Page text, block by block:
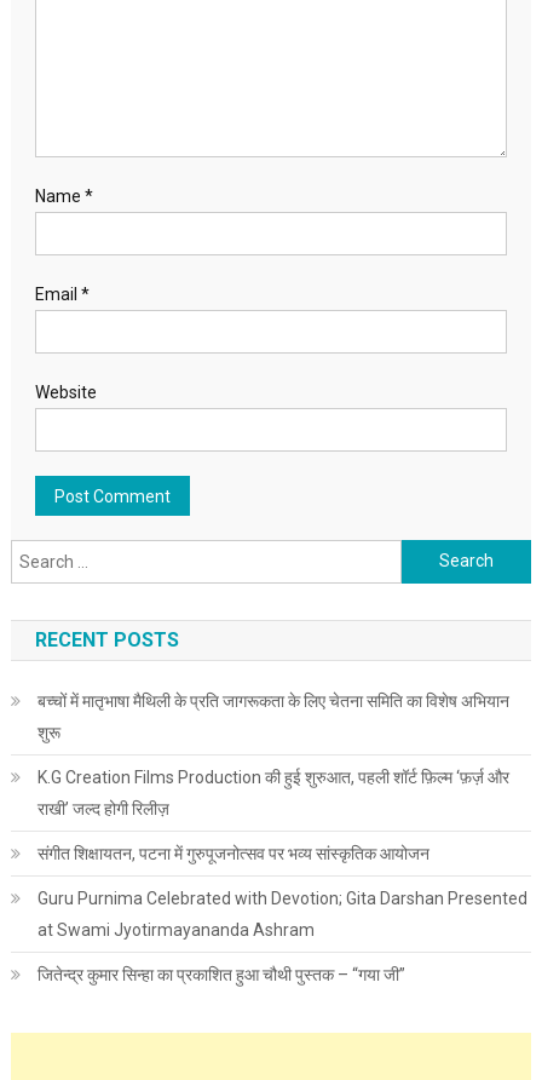
Name *
Email *
Website
Search for:
RECENT POSTS
बच्चों में मातृभाषा मैथिली के प्रति जागरूकता के लिए चेतना समिति का विशेष अभियान
शुरू
K.G Creation Films Production की हुई शुरुआत, पहली शॉर्ट फ़िल्म ‘फ़र्ज़ और
राखी’ जल्द होगी रिलीज़
संगीत शिक्षायतन, पटना में गुरुपूजनोत्सव पर भव्य सांस्कृतिक आयोजन
Guru Purnima Celebrated with Devotion; Gita Darshan Presented
at Swami Jyotirmayananda Ashram
जितेन्द्र कुमार सिन्हा का प्रकाशित हुआ चौथी पुस्तक – “गया जी”